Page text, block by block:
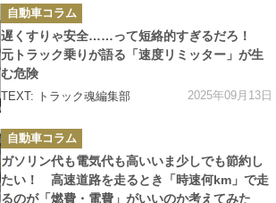
カ
テ
ゴ
リ
ー
自動車コラム
遅くすりゃ安全……って短絡的すぎるだろ！
元トラック乗りが語る「速度リミッター」が生
む危険
TEXT: トラック魂編集部 2025年09月13日
カ
テ
ゴ
リ
ー
自動車コラム
ガソリン代も電気代も高いいま少しでも節約し
たい！ 高速道路を走るとき「時速何km」で走
るのが「燃費・電費」がいいのか考えてみた